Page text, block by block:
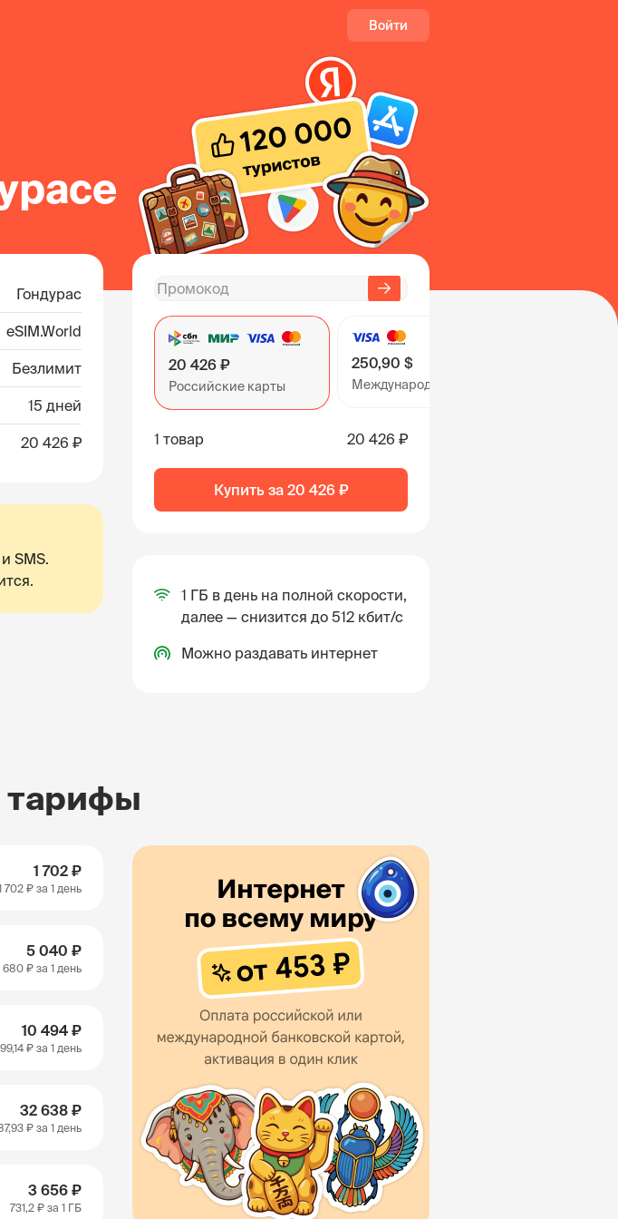
Войти
Гондурас
eSIM.World
Безлимит
15 дней
20 426 ₽
SMS.
20 426 ₽
Российские карты
250,90 $
Международные карты
1 товар 20 426 ₽
Купить за 20 426 ₽
1 ГБ в день на полной скорости,
далее — снизится до 512 кбит/с
Можно раздавать интернет
тарифы
1 702 ₽
702 ₽ за 1 день
5 040 ₽
680 ₽ за 1 день
10 494 ₽
₽ за 1 день
32 638 ₽
₽ за 1 день
3 656 ₽
731,2 ₽ за 1 ГБ